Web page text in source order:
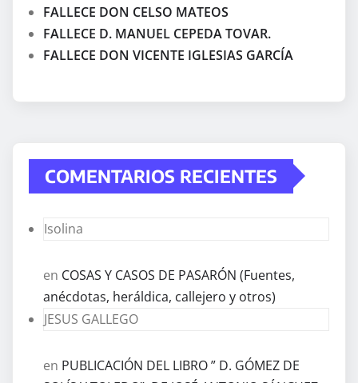
FALLECE DON CELSO MATEOS
FALLECE D. MANUEL CEPEDA TOVAR.
FALLECE DON VICENTE IGLESIAS GARCÍA
COMENTARIOS RECIENTES
Isolina
en COSAS Y CASOS DE PASARÓN (Fuentes,
anécdotas, heráldica, callejero y otros)
JESUS GALLEGO
en PUBLICACIÓN DEL LIBRO ” D. GÓMEZ DE